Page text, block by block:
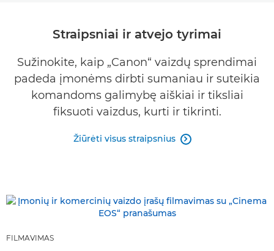
Straipsniai ir atvejo tyrimai
Sužinokite, kaip „Canon“ vaizdų sprendimai
padeda įmonėms dirbti sumaniau ir suteikia
komandoms galimybę aiškiai ir tiksliai
fiksuoti vaizdus, kurti ir tikrinti.
Žiūrėti visus straipsnius 
FILMAVIMAS